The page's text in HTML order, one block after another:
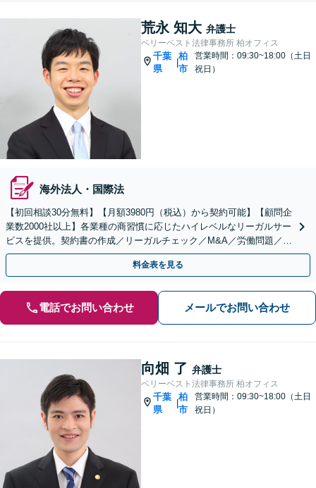
荒永 知大 弁護士
ベリーベスト法律事務所 柏オフィス
千葉
県
|
柏
市
営業時間：09:30~18:00（土日
祝日）
海外法人・国際法
【初回相談30分無料】【月額3980円（税込）から契約可能】【顧問企
業数2000社以上】各業種の商習慣に応じたハイレベルなリーガルサー
ビスを提供。契約書の作成／リーガルチェック／M&A／労働問題／知
的財産等、お任せください【他士業連携可能】
料金表を見る
電話でお問い合わせ メールでお問い合わせ
向畑 了 弁護士
ベリーベスト法律事務所 柏オフィス
千葉
県
|
柏
市
営業時間：09:30~18:00（土日
祝日）